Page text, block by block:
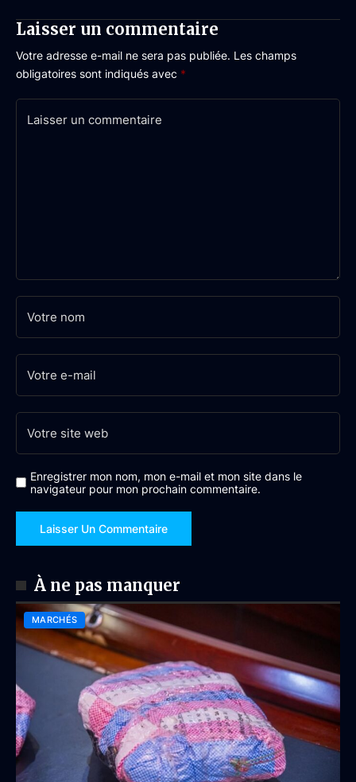
Laisser un commentaire
Votre adresse e-mail ne sera pas publiée. Les champs
obligatoires sont indiqués avec *
Enregistrer mon nom, mon e-mail et mon site dans le
navigateur pour mon prochain commentaire.
À ne pas manquer
MARCHÉS